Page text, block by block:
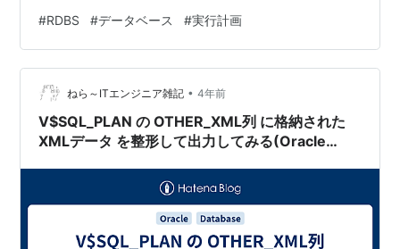
実行計画の読み方ポイント3つ 実行計画をみてみる ケー
ス1: 結合処理 「顧客名と住所の一覧を取得する」 SQL
実行計画 読んでいく ケース2: 探索処理「姓が'White'であ
る顧客を検索する」 SQL 実行計画 読んでいく ケース3:
演算処理「支店IDごとの…
#RDBS #データベース #実行計画
ねら～ITエンジニア雑記 • 4年前
V$SQL_PLAN の OTHER_XML列 に格納された
XMLデータ を整形して出力してみる(Oracle